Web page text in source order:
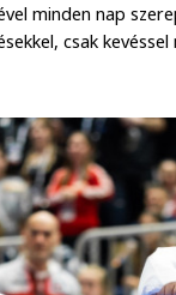
minden nap
csak